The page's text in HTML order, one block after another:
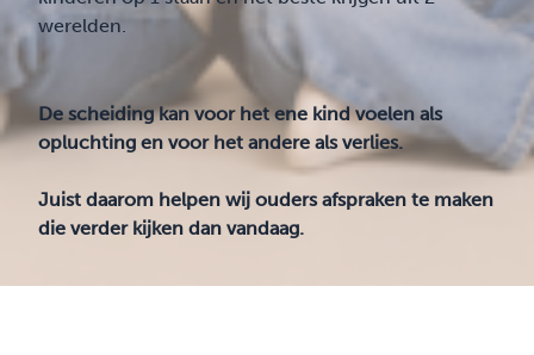
werelden.
De scheiding kan voor het ene kind voelen als
opluchting en voor het andere als verlies.
Juist daarom helpen wij ouders afspraken te maken
die verder kijken dan vandaag.